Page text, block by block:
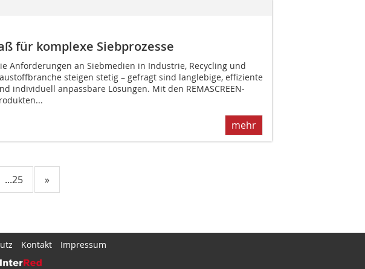
für komplexe Siebprozesse
Anforderungen an Siebmedien in Industrie, Recycling und
steigen stetig – gefragt sind langlebige, effiziente
individuell anpassbare Lösungen. Mit den REMASCREEN-
mehr
...25 »
Kontakt
Impressum